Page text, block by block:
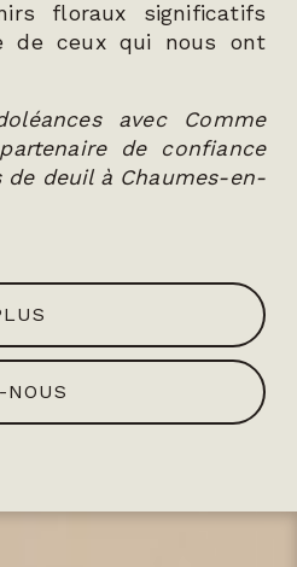
floraux significatifs
de ceux qui nous ont
avec Comme
de confiance
deuil à Chaumes-en-
NOUS